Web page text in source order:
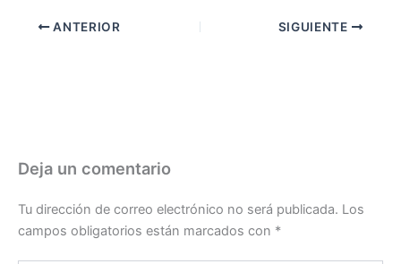
ANTERIOR SIGUIENTE
Deja un comentario
Tu dirección de correo electrónico no será publicada. Los
campos obligatorios están marcados con *